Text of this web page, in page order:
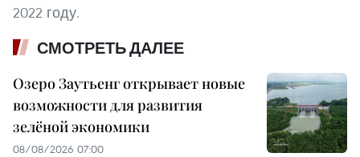
2022 году.
СМОТРЕТЬ ДАЛЕЕ
Озеро Заутьенг открывает новые
возможности для развития
зелёной экономики
08/08/2026 07:00